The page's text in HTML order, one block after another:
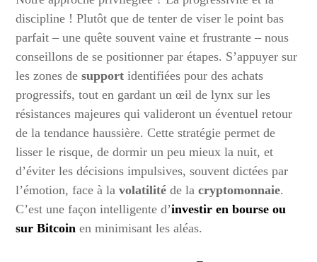
discipline ! Plutôt que de tenter de viser le point bas
parfait – une quête souvent vaine et frustrante – nous
conseillons de se positionner par étapes. S’appuyer sur
les zones desupport identifiées pour des achats
progressifs, tout en gardant un œil de lynx sur les
résistances majeures qui valideront un éventuel retour
de la tendance haussière. Cette stratégie permet de
lisser le risque, de dormir un peu mieux la nuit, et
d’éviter les décisions impulsives, souvent dictées par
l’émotion, face à lavolatilité de lacryptomonnaie.
C’est une façon intelligente d’investir en bourse ou
sur Bitcoin en minimisant les aléas.